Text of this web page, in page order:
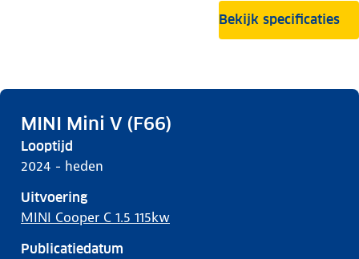
Bekijk specificaties
MINI Mini V (F66)
Looptijd
2024 - heden
Uitvoering
MINI Cooper C 1.5 115kw
Publicatiedatum